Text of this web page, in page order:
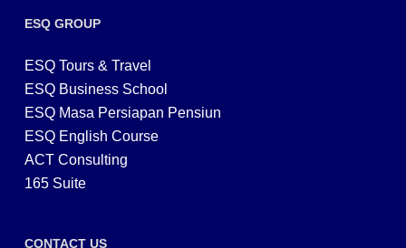
ESQ GROUP
ESQ Tours & Travel
ESQ Business School
ESQ Masa Persiapan Pensiun
ESQ English Course
ACT Consulting
165 Suite
CONTACT US